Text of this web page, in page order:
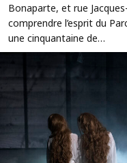
Bonaparte, et rue
comprendre l’esprit du
une cinquantaine de…